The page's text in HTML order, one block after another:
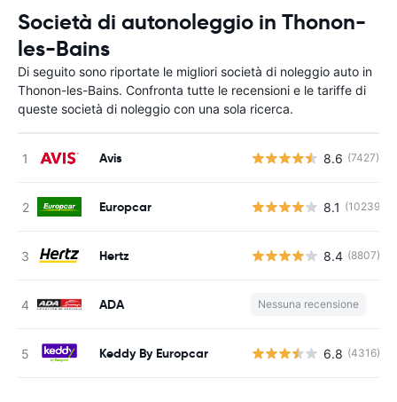
Società di autonoleggio in Thonon-
les-Bains
Di seguito sono riportate le migliori società di noleggio auto in
Thonon-les-Bains. Confronta tutte le recensioni e le tariffe di
queste società di noleggio con una sola ricerca.
Avis 8.6 (7427)
Europcar 8.1 (10239)
Hertz 8.4 (8807)
ADA Nessuna recensione
Keddy By Europcar 6.8 (4316)